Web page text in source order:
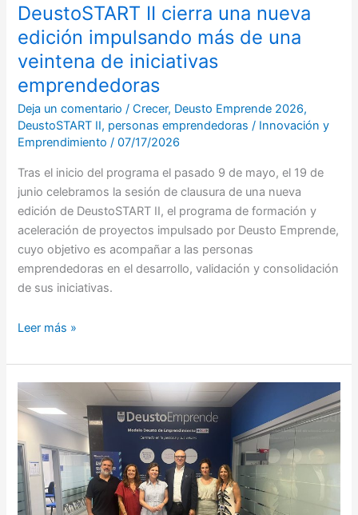
DeustoSTART II cierra una nueva
edición impulsando más de una
veintena de iniciativas
emprendedoras
Deja un comentario /Crecer, Deusto Emprende 2026,
DeustoSTART II, personas emprendedoras / Innovación y
Emprendimiento/07/17/2026
Tras el inicio del programa el pasado 9 de mayo, el 19 de
junio celebramos la sesión de clausura de una nueva
edición de DeustoSTART II, el programa de formación y
aceleración de proyectos impulsado por Deusto Emprende,
cuyo objetivo es acompañar a las personas
emprendedoras en el desarrollo, validación y consolidación
de sus iniciativas.
iniciativas
emprendedoras
Leer más »
La
Universidad
Deusto
recibe
a
una